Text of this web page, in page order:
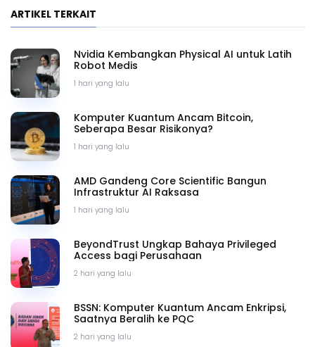
ARTIKEL TERKAIT
1 hari yang lalu
Nvidia Kembangkan Physical AI untuk Latih
Robot Medis
1 hari yang lalu
Komputer Kuantum Ancam Bitcoin,
Seberapa Besar Risikonya?
1 hari yang lalu
AMD Gandeng Core Scientific Bangun
Infrastruktur AI Raksasa
2 hari yang lalu
BeyondTrust Ungkap Bahaya Privileged
Access bagi Perusahaan
2 hari yang lalu
BSSN: Komputer Kuantum Ancam Enkripsi,
Saatnya Beralih ke PQC